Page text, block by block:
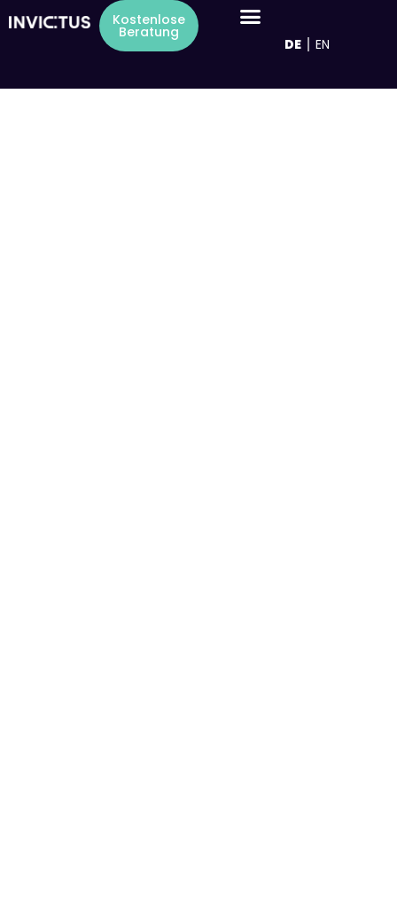
springen
Kostenlose
Beratung
DE EN